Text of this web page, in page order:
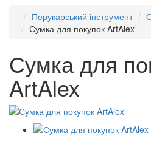
Перукарський інструмент
Сумка для покупок ArtAlex
Сумка для
ArtAlex